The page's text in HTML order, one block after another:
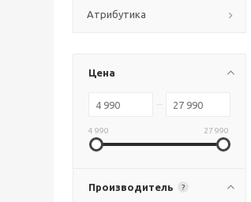
Атрибутика
Цена
4 990 27 990
Производитель ?